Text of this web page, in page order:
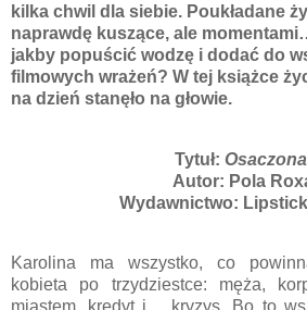
kilka chwil dla siebie. Poukładane
naprawdę kuszące, ale
jakby popuścić wodzę i dodać do
filmowych wrażeń? W tej książce
na dzień stanęło na głowie.
Tytuł: Osaczona
Autor: Pola
Wydawnictwo:
Karolina ma wszystko, co
kobieta po trzydziestce: męża,